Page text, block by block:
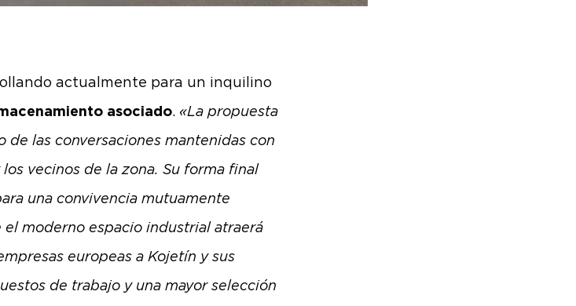
actualmente para un inquilino
asociado. «La propuesta
de las conversaciones mantenidas con
vecinos de la zona. Su forma final
una convivencia mutuamente
moderno espacio industrial atraerá
europeas a Kojetín y sus
de trabajo y una mayor selección